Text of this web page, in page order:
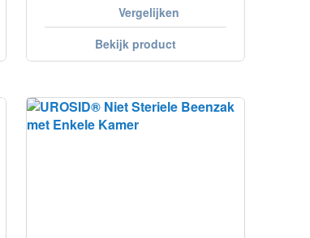
Vergelijken
Bekijk product